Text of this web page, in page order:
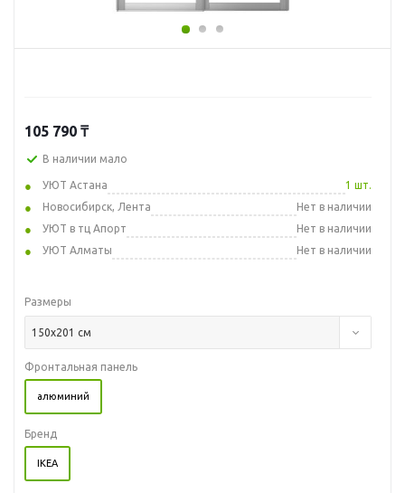
105 790 ₸
В наличии мало
УЮТ Астана
1 шт.
Новосибирск, Лента
Нет в наличии
УЮТ в тц Апорт
Нет в наличии
УЮТ Алматы
Нет в наличии
Размеры
150x201 см
Фронтальная панель
алюминий
Бренд
IKEA